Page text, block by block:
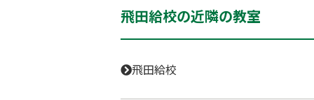
飛田給校の近隣の教室
飛田給校